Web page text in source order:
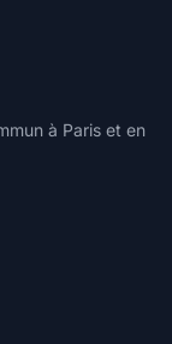
à Paris et en